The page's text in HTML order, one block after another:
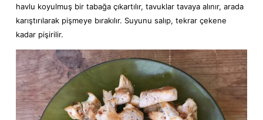
havlu koyulmuş bir tabağa çıkartılır, tavuklar tavaya alınır, arada
karıştırılarak pişmeye bırakılır. Suyunu salıp, tekrar çekene
kadar pişirilir.